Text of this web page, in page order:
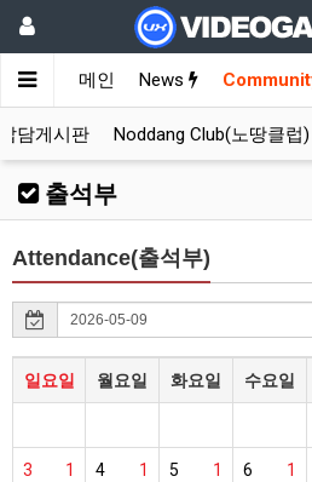
메인 News
담게시판 Noddang Club(노땅클럽)
출석부
Attendance(출석부)
일요일 월요일 화요일 수요일
1
3 1
4 1
5 1
6